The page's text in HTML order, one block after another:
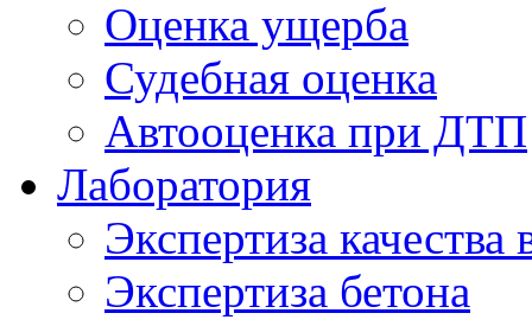
Оценка ущерба
Судебная оценка
Автооценка при ДТП
Лаборатория
Экспертиза качества
Экспертиза бетона